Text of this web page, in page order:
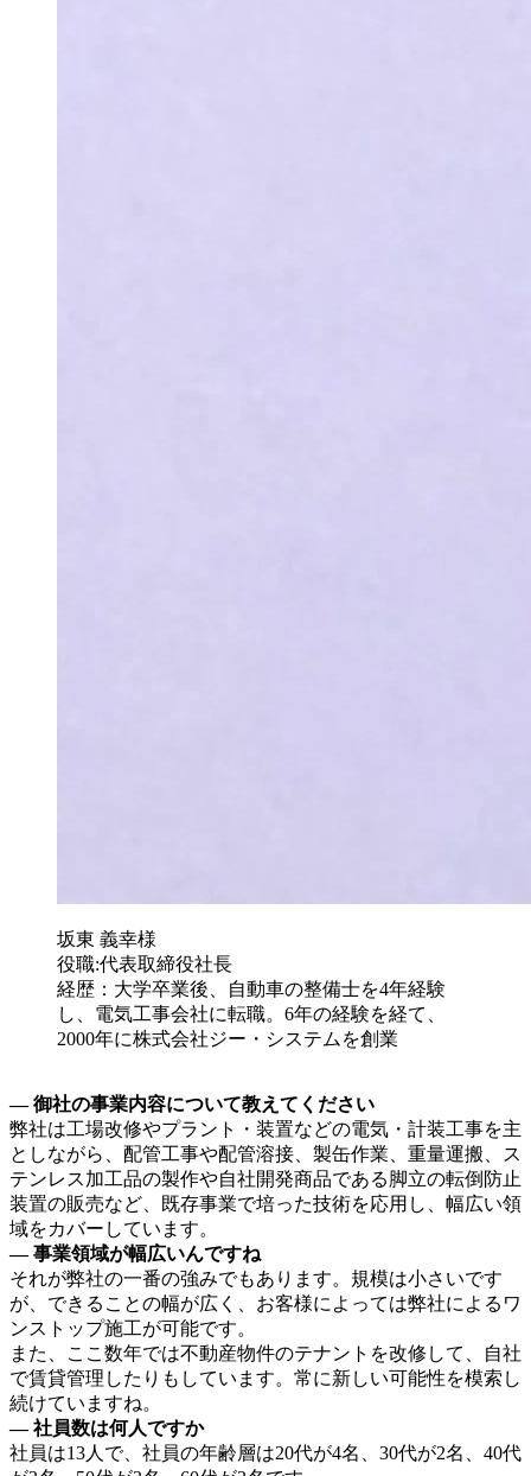
坂東 義幸様
役職:代表取締役社長
経歴：大学卒業後、自動車の整備士を4年経験
し、電気工事会社に転職。6年の経験を経て、
2000年に株式会社ジー・システムを創業
― 御社の事業内容について教えてください
弊社は工場改修やプラント・装置などの電気・計装工事を主
としながら、配管工事や配管溶接、製缶作業、重量運搬、ス
テンレス加工品の製作や自社開発商品である脚立の転倒防止
装置の販売など、既存事業で培った技術を応用し、幅広い領
域をカバーしています。
― 事業領域が幅広いんですね
それが弊社の一番の強みでもあります。規模は小さいです
が、できることの幅が広く、お客様によっては弊社によるワ
ンストップ施工が可能です。
また、ここ数年では不動産物件のテナントを改修して、自社
で賃貸管理したりもしています。常に新しい可能性を模索し
続けていますね。
― 社員数は何人ですか
社員は13人で、社員の年齢層は20代が4名、30代が2名、40代